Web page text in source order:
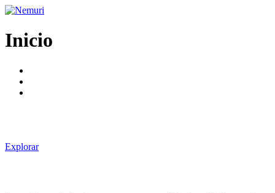
Ir
contenido
Inicio
Explorar